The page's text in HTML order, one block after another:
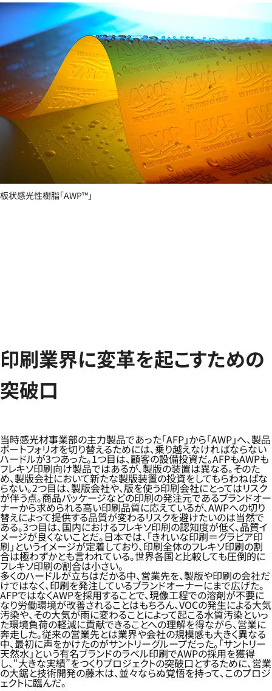
板状感光性樹脂「AWP™」
印刷業界に変革を起こすための
突破口
当時感光材事業部の主力製品であった「AFP」から「AWP」へ、製品
ポートフォリオを切り替えるためには、乗り越えなければならない
ハードルが3つあった。1つ目は、顧客の設備投資だ。AFPもAWPも
フレキソ印刷向け製品ではあるが、製版の装置は異なる。そのた
め、製版会社において新たな製版装置の投資をしてもらわねばな
らない。2つ目は、製版会社や、版を使う印刷会社にとってはリスク
が伴う点。商品パッケージなどの印刷の発注元であるブランドオー
ナーから求められる高い印刷品質に応えているが、AWPへの切り
替えによって提供する品質が変わるリスクを避けたいのは当然で
ある。3つ目は、国内におけるフレキソ印刷の認知度が低く、品質イ
メージが良くないことだ。日本では、「きれいな印刷＝グラビア印
刷」というイメージが定着しており、印刷全体のフレキソ印刷の割
合は極わずかとも言われている。世界各国と比較しても圧倒的に
フレキソ印刷の割合は小さい。
多くのハードルが立ちはだかる中、営業先を、製版や印刷の会社だ
けではなく、印刷を発注しているブランドオーナーにまで広げた。
AFPではなくAWPを採用することで、現像工程での溶剤が不要に
なり労働環境が改善されることはもちろん、VOCの発生による大気
汚染や、その大気が雨に変わることによって起こる水質汚染といっ
た環境負荷の軽減に貢献できることへの理解を得ながら、営業に
奔走した。従来の営業先とは業界や会社の規模感も大きく異なる
中、最初に声をかけたのがサントリーグループだった。「サントリー
天然水」という有名ブランドのラベル印刷でAWPの採用を獲得
し、“大きな実績”をつくりプロジェクトの突破口とするために、営業
の大鋸と技術開発の藤木は、並々ならぬ覚悟を持って、このプロジ
ェクトに臨んだ。